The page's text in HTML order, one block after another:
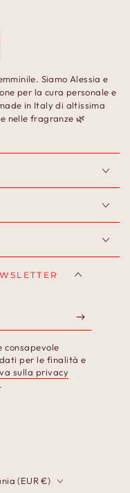
Siamo Alessia e
per la cura personale e
in Italy di altissima
nelle fragranze 🌿
consapevole
per le finalità e
sulla privacy
(EUR €)